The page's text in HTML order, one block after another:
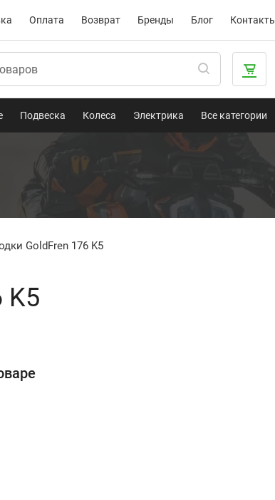
Оплата Возврат Бренды Блог
Подвеска Колеса Электрика Все категории
GoldFren 176 K5
K5